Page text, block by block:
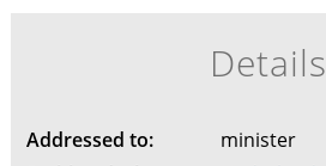
Details
Addressed to:
minister